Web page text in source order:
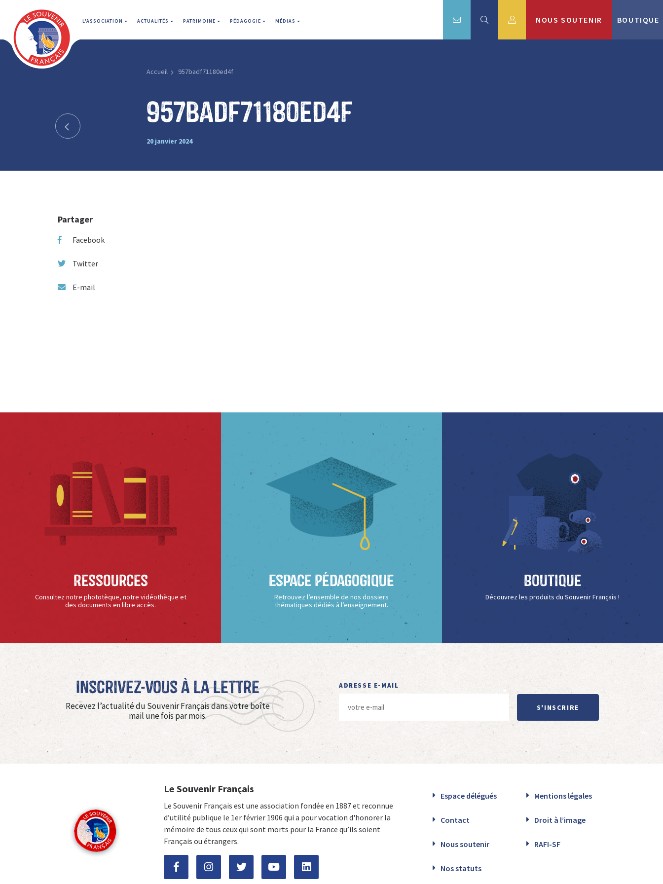
L'ASSOCIATION ACTUALITÉS PATRIMOINE PÉDAGOGIE MÉDIAS NOUS SOUTENIR BOUTIQUE
Accueil 957badf71180ed4f
957badf71180ed4f
20 janvier 2024
Partager
Facebook
Twitter
E-mail
Ressources
Consultez notre phototèque, notre vidéothèque et
des documents en libre accès.
Espace Pédagogique
Retrouvez l’ensemble de nos dossiers
thématiques dédiés à l’enseignement.
Boutique
Découvrez les produits du Souvenir Français !
Inscrivez-vous à La Lettre
Recevez l’actualité du Souvenir Français dans votre boîte
mail une fois par mois.
ADRESSE E-MAIL
S'INSCRIRE
Le Souvenir Français
Le Souvenir Français est une association fondée en 1887 et reconnue
d’utilité publique le 1er février 1906 qui a pour vocation d'honorer la
mémoire de tous ceux qui sont morts pour la France qu’ils soient
Français ou étrangers.
Espace délégués Mentions légales
Contact Droit à l’image
Nous soutenir RAFI-SF
Nos statuts